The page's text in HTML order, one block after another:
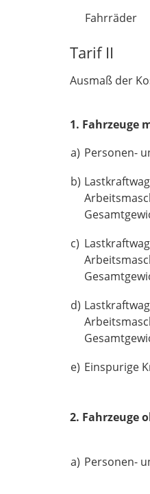
Fahrräder
Tarif II
Ausmaß der
1. Fahrzeuge
a) Personen-
b)
c)
d)
e) Einspurige
2. Fahrzeuge
a) Personen-